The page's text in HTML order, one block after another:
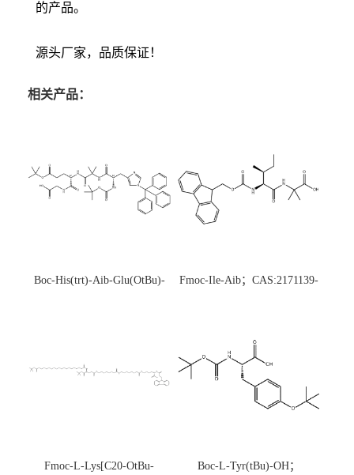
的产品。
源头厂家，品质保证！
相关产品：
Boc-His(trt)-Aib-Glu(OtBu)-
Fmoc-Ile-Aib；CAS:2171139-
Fmoc-L-Lys[C20-OtBu-
Boc-L-Tyr(tBu)-OH；